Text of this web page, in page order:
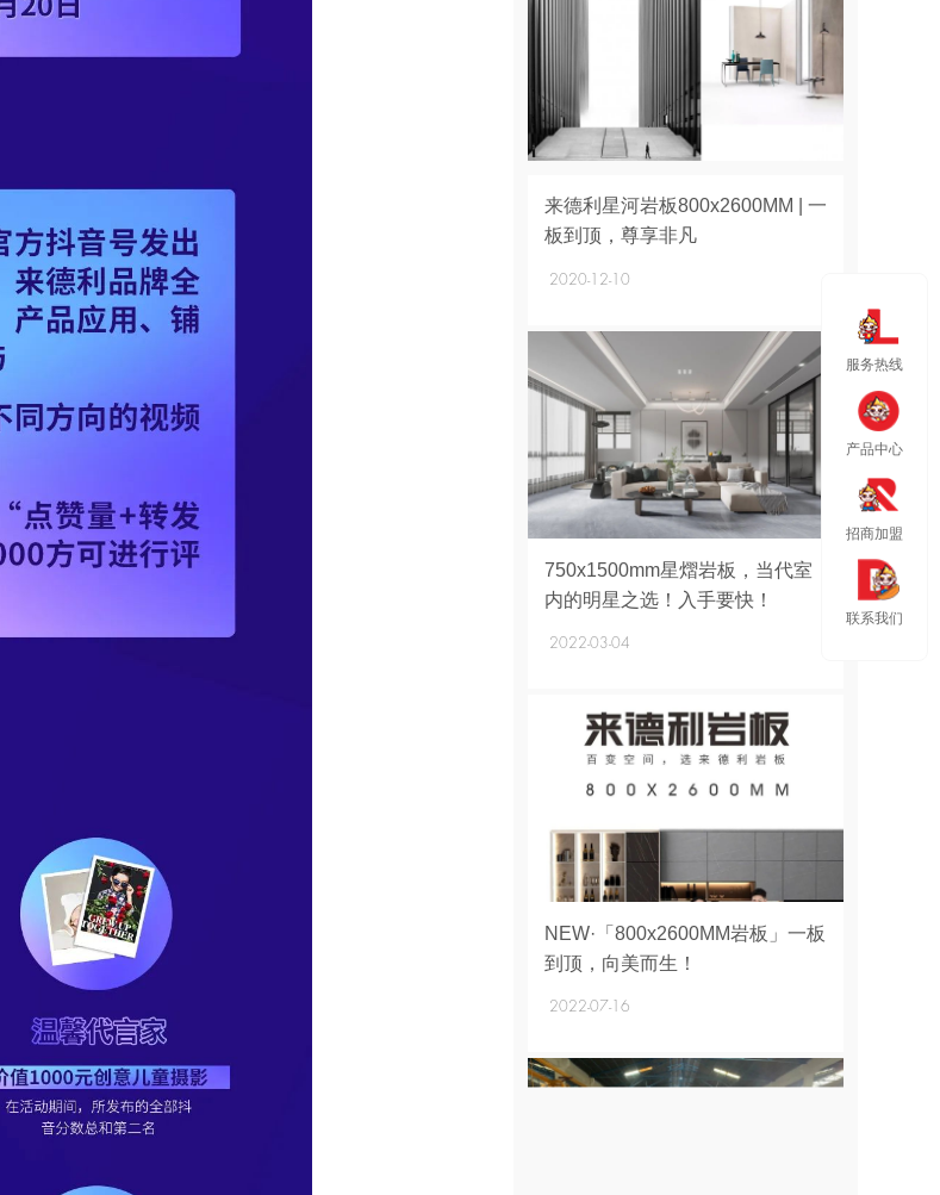
来德利星河岩板800x2600MM | 一
板到顶，尊享非凡
2020-12-10
750x1500mm星熠岩板，当代室
内的明星之选！入手要快！
2022-03-04
NEW·「800x2600MM岩板」一板
到顶，向美而生！
2022-07-16
服务热线
产品中心
招商加盟
联系我们